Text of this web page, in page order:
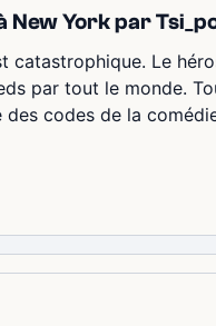
York par
catastrophique. Le
par tout le monde.
codes de la